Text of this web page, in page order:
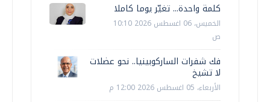
كلمة واحدة... تغيّر يوما كاملا
الخميس، 06 اغسطس 2026 10:10
ص
فك شفرات الساركوبينيا.. نحو عضلات
لا تشيخ
الأربعاء، 05 اغسطس 2026 12:00 م